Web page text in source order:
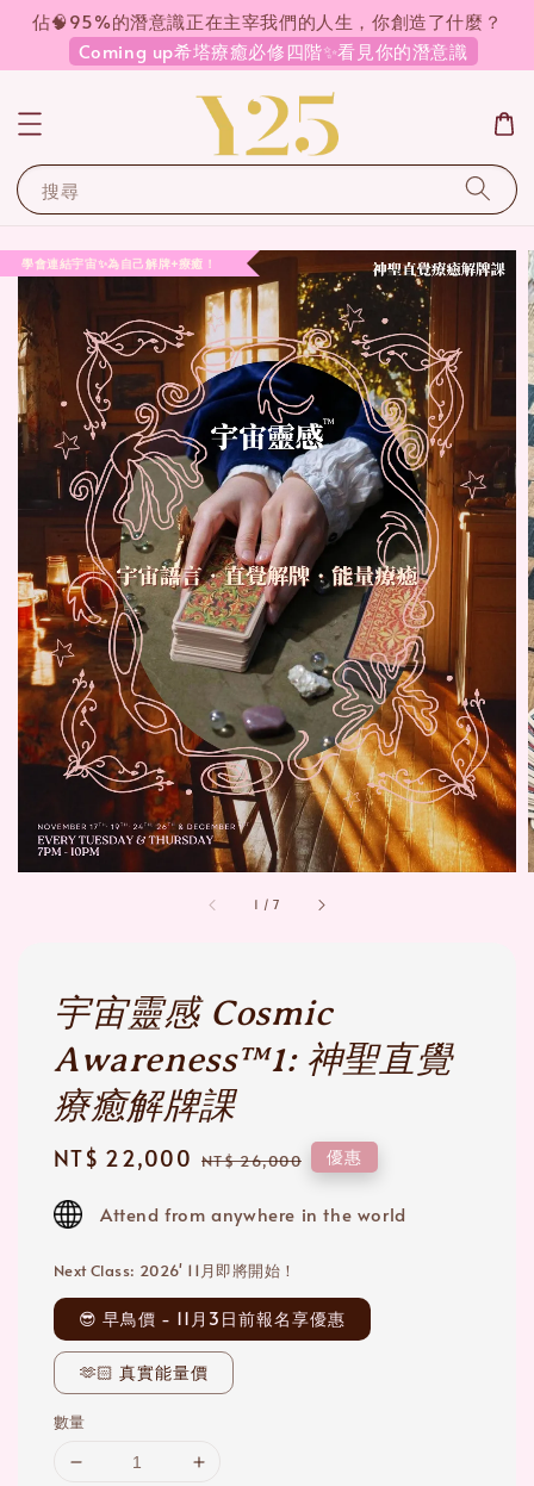
佔🧠95%的潛意識正在主宰我們的人生，你創造了什麼？
Coming up希塔療癒必修四階✨看見你的潛意識
搜尋
1 /7
學會連結宇宙✨為自己解牌+療癒！
宇宙靈感 Cosmic
Awareness™1: 神聖直覺
療癒解牌課
Sale
NT$ 22,000 Regular
NT$ 26,000 優惠
Attend from anywhere in the world
Next Class: 2026' 11月即將開始！
😎 早鳥價 - 11月3日前報名享優惠
🫶🏻 真實能量價
數量